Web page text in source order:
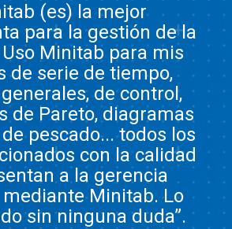
(es) la mejor
para la gestión de la
Minitab para mis
de serie de tiempo,
de control,
de Pareto, diagramas
pescado... todos los
con la calidad
a la gerencia
Minitab. Lo
sin ninguna duda”.